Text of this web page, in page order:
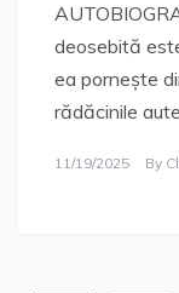
deosebită
ea pornește
rădăcinile
11/19/2025 By